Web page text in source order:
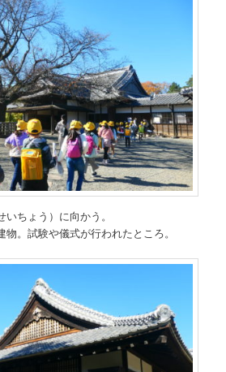
ちょう）に向かう。
。試験や儀式が行われたところ。